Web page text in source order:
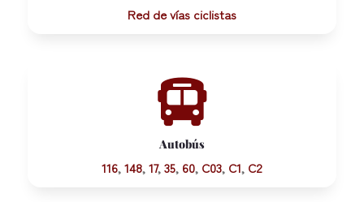
Red de vías ciclistas

Autobús
116, 148, 17, 35, 60, C03, C1, C2